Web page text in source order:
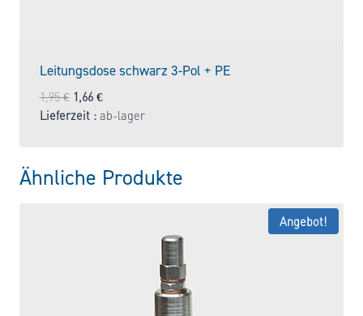
Leitungsdose schwarz 3-Pol + PE
1,95€ Ursprünglicher
Preis
1,66 €Aktueller
Preis
Lieferzeit : ab-lager
Ähnliche Produkte
Angebot!